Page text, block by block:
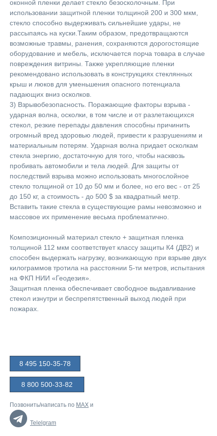
оконной пленки делает стекло безосколочным. При
использовании защитной пленки толщиной 200 и 300 мкм,
стекло способно выдерживать сильнейшие удары, не
рассыпаясь на куски.Таким образом, предотвращаются
возможные травмы, ранения, сохраняются дорогостоящие
оборудование и мебель, исключается порча товара в случае
повреждения витрины. Также укрепляющие пленки
рекомендовано использовать в конструкциях стеклянных
крыш и люков для уменьшения опасного потенциала
падающих вниз осколков.
3) Взрывобезопасность. Поражающие факторы взрыва -
ударная волна, осколки, в том числе и от разлетающихся
стекол, резкие перепады давления способны причинить
огромный вред здоровью людей, привести к разрушениям и
материальным потерям. Ударная волна придает осколкам
стекла энергию, достаточную для того, чтобы насквозь
пробивать автомобили и тела людей. Для защиты от
последствий взрыва можно использовать многослойное
стекло толщиной от 10 до 50 мм и более, но его вес - от 25
до 150 кг, а стоимость - до 500 $ за квадратный метр.
Вставить такие стекла в существующие рамы невозможно и
массовое их применение весьма проблематично.
Композиционный материал стекло + защитная пленка
толщиной 112 мкм соответствует классу защиты К4 (ДВ2) и
способен выдержать нагрузку, возникающую при взрыве двух
килограммов тротила на расстоянии 5-ти метров, испытания
на ФКП НИИ «Геодезия».
Защитная пленка обеспечивает свободное выдавливание
стекол изнутри и беспрепятственный выход людей при
пожарах.
8 495 150-35-78
8 800 500-33-82
Позвонить/написать по MAX и
Telelgram